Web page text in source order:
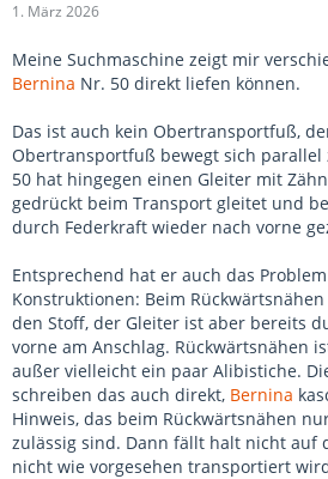
1. März 2026
Meine Suchmaschine zeigt mir
Bernina Nr. 50 direkt liefen können.
Das ist auch kein Obertransportfuß,
Obertransportfuß bewegt sich
50 hat hingegen einen Gleiter mit
gedrückt beim Transport gleitet und
durch Federkraft wieder nach vorne
Entsprechend hat er auch das
Konstruktionen: Beim
den Stoff, der Gleiter ist aber bereits
vorne am Anschlag. Rückwärtsnähen
außer vielleicht ein paar Alibistiche.
schreiben das auch direkt, Bernina
Hinweis, das beim Rückwärtsnähen
zulässig sind. Dann fällt halt nicht auf
nicht wie vorgesehen transportiert